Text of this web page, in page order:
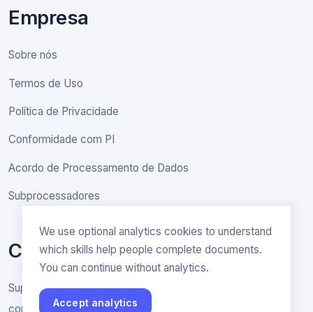
We use optional analytics cookies to understand
which skills help people complete documents.
You can continue without analytics.
Accept analytics
Empresa
Sobre nós
Termos de Uso
Política de Privacidade
Conformidade com PI
Acordo de Processamento de Dados
Subprocessadores
Contato
Suporte e consultas gerais
contact@rakenne.app